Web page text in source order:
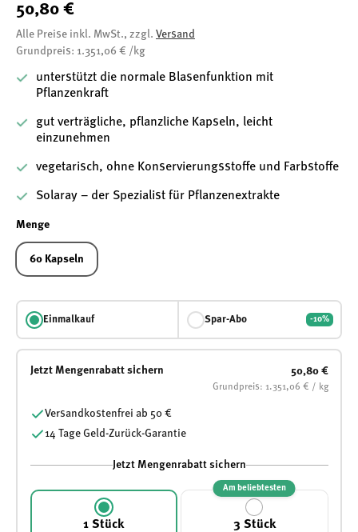
50,80 €
Alle Preise inkl. MwSt., zzgl. Versand
Grundpreis: 1.351,06 € /kg
unterstützt die normale Blasenfunktion mit
Pflanzenkraft
gut verträgliche, pflanzliche Kapseln, leicht
einzunehmen
vegetarisch, ohne Konservierungsstoffe und Farbstoffe
Solaray – der Spezialist für Pflanzenextrakte
Menge
60 Kapseln
Einmalkauf Spar-Abo -10%
Jetzt Mengenrabatt sichern 50,80 €
Grundpreis: 1.351,06 € / kg
Versandkostenfrei ab 50 €
14 Tage Geld-Zurück-Garantie
Jetzt Mengenrabatt sichern
1 Stück 3 Stück
Am beliebtesten